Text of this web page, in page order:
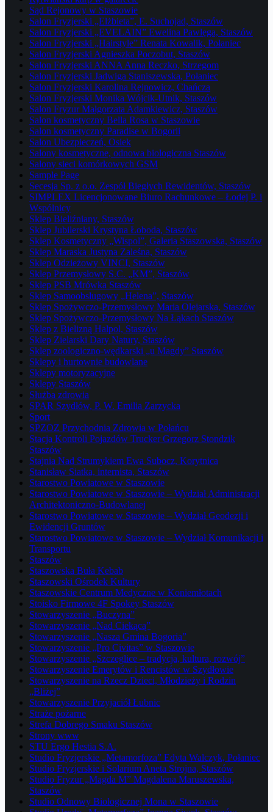
Sąd Rejonowy w Staszowie
Salon Fryzjerski „Elżbieta”, E. Suchojad, Staszów
Salon Fryzjerski „EVELAIN” Ewelina Pawlęga, Staszów
Salon Fryzjerski „Hairstyle” Renata Kowalik, Połaniec
Salon Fryzjerski Agnieszka Poczobut, Staszów
Salon Fryzjerski ANNA Anna Reczko, Strzegom
Salon Fryzjerski Jadwiga Staniszewska, Połaniec
Salon Fryzjerski Karolina Rejnowicz, Chańcza
Salon Fryzjerski Monika Wójcik-Utnik, Staszów
Salon Fryzur Małgorzata Adamkiewicz, Staszów
Salon kosmetyczny Bella Rosa w Staszowie
Salon kosmetyczny Paradise w Bogorii
Salon Ubezpieczeń, Osiek
Salony kosmetyczne, odnowa biologiczna Staszów
Salony sieci komórkowych GSM
Sample Page
Secesja Sp. z o.o. Zespół Biegłych Rewidentów, Staszów
SIMPLEX Licencjonowane Biuro Rachunkowe – Łodej P. i
Wspólnicy
Sklep Bieliźniany, Staszów
Sklep Jubilerski Krystyna Łoboda, Staszów
Sklep Kosmetyczny „Wispol”, Galeria Staszowska, Staszów
Sklep Maraska Justyna Zaleśna, Staszów
Sklep Odzieżowy VINCI, Staszów
Sklep Przemysłowy S.C. „KM”, Staszów
Sklep PSB Mrówka Staszów
Sklep Samoobsługowy „Helena”, Staszów
Sklep Spożywczo-Przemysłowy Maria Olejarska, Staszów
Sklep Spożywczo-Przemysłowy Na Łąkach Staszów
Sklep z Bielizną Halpol, Staszów
Sklep Zielarski Dary Natury, Staszów
Sklep zoologiczno-wędkarski „u Magdy” Staszów
Sklepy i hurtownie budowlane
Sklepy motoryzacyjne
Sklepy Staszów
Służba zdrowia
SPAR Szydłów, P. W. Emilia Zarzycka
Sport
SPZOZ Przychodnia Zdrowia w Połańcu
Stacja Kontroli Pojazdów Trucker Grzegorz Stondzik
Staszów
Stajnia Nad Strumykiem Ewa Subocz, Korytnica
Stanisław Siatka, internista, Staszów
Starostwo Powiatowe w Staszowie
Starostwo Powiatowe w Staszowie – Wydział Administracji
Architektoniczno-Budowlanej
Starostwo Powiatowe w Staszowie – Wydział Geodezji i
Ewidencji Gruntów
Starostwo Powiatowe w Staszowie – Wydział Komunikacji i
Transportu
Staszów
Staszowska Buła Kebab
Staszowski Ośrodek Kultury
Staszowskie Centrum Medyczne w Koniemłotach
Stoisko Firmowe 4F Spokey Staszów
Stowarzyszenie „Buczyna”
Stowarzyszenie „Nad Ciekącą”
Stowarzyszenie „Nasza Gmina Bogoria”
Stowarzyszenie „Pro Civitas” w Staszowie
Stowarzyszenie „Szczeglice – tradycja, kultura, rozwój”
Stowarzyszenie Emerytów i Rencistów w Szydłowie
Stowarzyszenie na Rzecz Dzieci, Młodzieży i Rodzin
„Bliżej”
Stowarzyszenie Przyjaciół Łubnic
Straże pożarne
Strefa Dobrego Smaku Staszów
Strony www
STU Ergo Hestia S.A.
Studio Fryzjerskie „Metamorfoza” Edyta Walczyk, Połaniec
Studio Fryzjerskie i Solarium Aneta Strojna, Staszów
Studio Fryzur „Magda M” Magdalena Maruszewska,
Staszów
Studio Odnowy Biologicznej Mona w Staszowie